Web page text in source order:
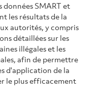
SMART et
les résultats de la
autorités, y compris
détaillées sur les
illégales et les
afin de permettre
d'application de la
le plus efficacement